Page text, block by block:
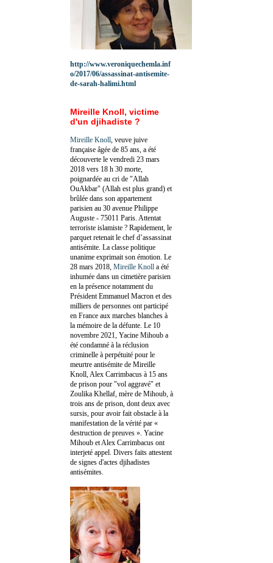
http://www.veroniquechemla.inf
o/2017/06/assassinat-antisemite-
de-sarah-halimi.html
Mireille Knoll, victime
d'un djihadiste ?
Mireille Knoll , veuve juive
française âgée de 85 ans, a été
découverte le vendredi 23 mars
2018 vers 18 h 30 morte,
poignardée au cri de "Allah
OuAkbar" (Allah est plus grand) et
brûlée dans son appartement
parisien au 30 avenue Philippe
Auguste - 75011 Paris. Attentat
terroriste islamiste ? Rapidement, le
parquet retenait le chef d’assassinat
antisémite. La classe politique
unanime exprimait son émotion. Le
28 mars 2018, Mireille Knoll a été
inhumée dans un cimetière parisien
en la présence notamment du
Président Emmanuel Macron et des
milliers de personnes ont participé
en France aux marches blanches à
la mémoire de la défunte. Le 10
novembre 2021, Yacine Mihoub a
été condamné à la réclusion
criminelle à perpétuité pour le
meurtre antisémite de Mireille
Knoll, Alex Carrimbacus à 15 ans
de prison pour "vol aggravé" et
Zoulika Khellaf, mère de Mihoub, à
trois ans de prison, dont deux avec
sursis, pour avoir fait obstacle à la
manifestation de la vérité par «
destruction de preuves ». Yacine
Mihoub et Alex Carrimbacus ont
interjeté appel. Divers faits attestent
de signes d'actes djihadistes
antisémites.